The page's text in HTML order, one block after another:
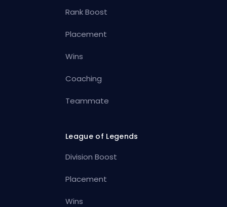
Rank Boost
Placement
Wins
Coaching
Teammate
League of Legends
Division Boost
Placement
Wins